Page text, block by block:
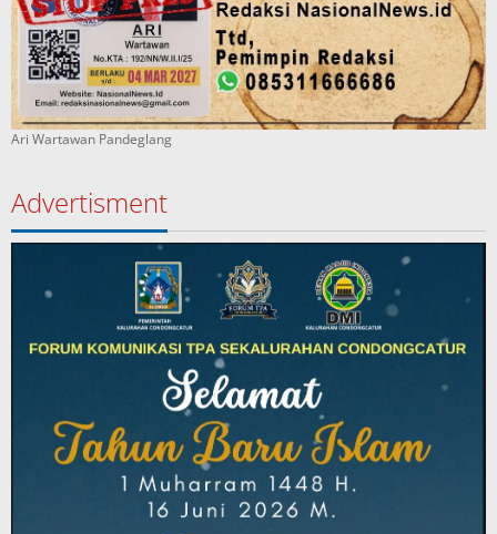
Ari Wartawan Pandeglang
Advertisment